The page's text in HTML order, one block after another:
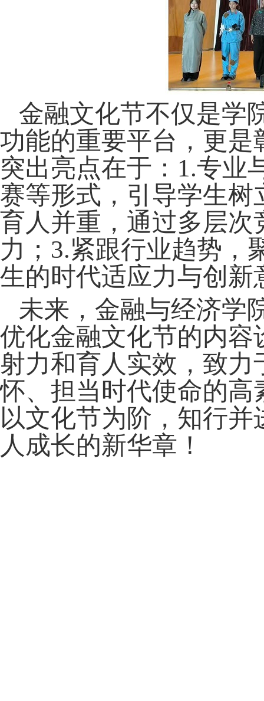
金融文化节不仅是学
功能的重要平台，更是
突出亮点在于： 1.专业
赛等形式，引导学生
育人并重，通过多层
力； 3.紧跟行业趋势，
生的时代适应力与创新
未来，金融与经济学
优化金融文化节的内
射力和育人实效，致
怀、担当时代使命的
以文化节为阶，知行
人成长的新华章！